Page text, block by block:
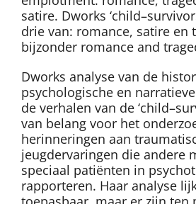
satire. Dworks
drie van: romance, satire en
bijzonder romance and
Dworks analyse van de
psychologische en
de verhalen van de
van belang voor het
herinneringen aan
jeugdervaringen die andere
speciaal patiënten in
rapporteren. Haar analyse